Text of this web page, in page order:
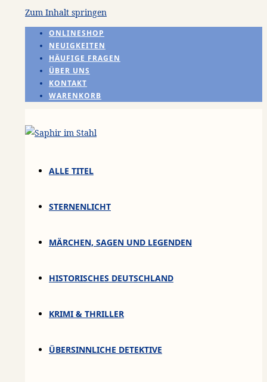
Zum Inhalt springen
ONLINESHOP
NEUIGKEITEN
HÄUFIGE FRAGEN
ÜBER UNS
KONTAKT
WARENKORB
ALLE TITEL
STERNENLICHT
MÄRCHEN, SAGEN UND LEGENDEN
HISTORISCHES DEUTSCHLAND
KRIMI & THRILLER
ÜBERSINNLICHE DETEKTIVE